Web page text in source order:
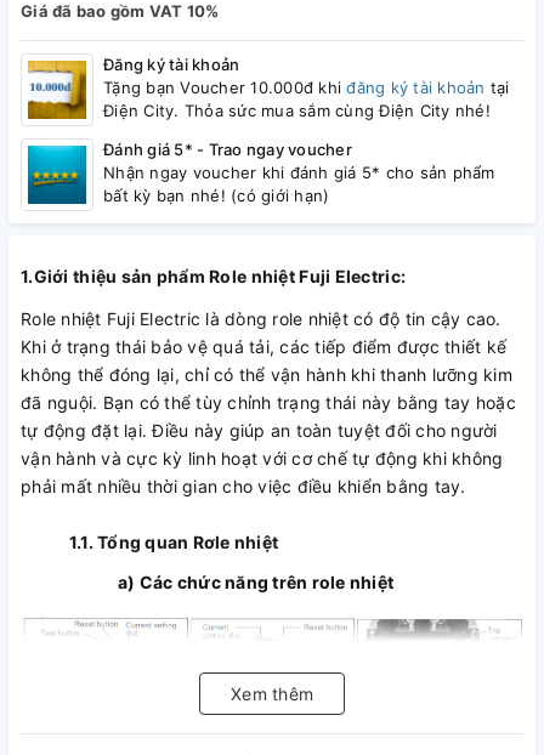
Giá đã bao gồm VAT 10%
Đăng ký tài khoản
Tặng bạn Voucher 10.000đ khiđăng ký tài khoản tại
Điện City. Thỏa sức mua sắm cùng Điện City nhé!
Đánh giá 5* - Trao ngay voucher
Nhận ngay voucher khi đánh giá 5* cho sản phẩm
bất kỳ bạn nhé! (có giới hạn)
1.Giới thiệu sản phẩm Role nhiệt Fuji Electric:
Role nhiệt Fuji Electric là dòng role nhiệt có độ tin cậy cao.
Khi ở trạng thái bảo vệ quá tải, các tiếp điểm được thiết kế
không thể đóng lại, chỉ có thể vận hành khi thanh lưỡng kim
đã nguội. Bạn có thể tùy chỉnh trạng thái này bằng tay hoặc
tự động đặt lại. Điều này giúp an toàn tuyệt đối cho người
vận hành và cực kỳ linh hoạt với cơ chế tự động khi không
phải mất nhiều thời gian cho việc điều khiển bằng tay.
1.1. Tổng quan Rơle nhiệt
a) Các chức năng trên role nhiệt
Xem thêm